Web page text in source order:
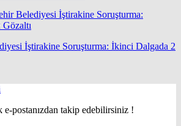
İştirakine Soruşturma: İkinci Dalgada 2
postanızdan takip edebilirsiniz !